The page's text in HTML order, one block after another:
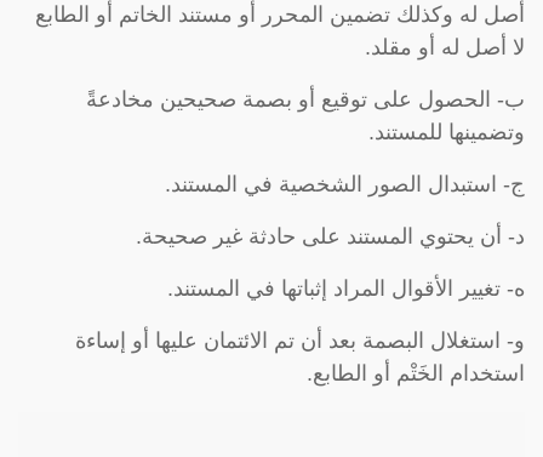
أصل له وكذلك تضمين المحرر أو مستند الخاتم أو الطابع
لا أصل له أو مقلد.
ب- الحصول على توقيع أو بصمة صحيحين مخادعةً
وتضمينها للمستند.
ج- استبدال الصور الشخصية في المستند.
د- أن يحتوي المستند على حادثة غير صحيحة.
ه- تغيير الأقوال المراد إثباتها في المستند.
و- استغلال البصمة بعد أن تم الائتمان عليها أو إساءة
استخدام الخَتْم أو الطابع.